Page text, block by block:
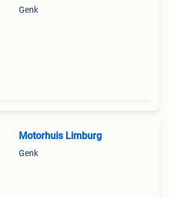
Genk
Motorhuis Limburg
Genk